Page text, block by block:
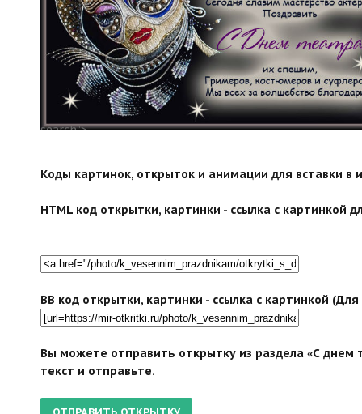
search">
Коды картинок, открыток и анимации для вставки в
HTML код открытки, картинки - ссылка с картинкой
BB код открытки, картинки - ссылка с картинкой
Вы можете отправить открытку из раздела «С днем
текст и отправьте.